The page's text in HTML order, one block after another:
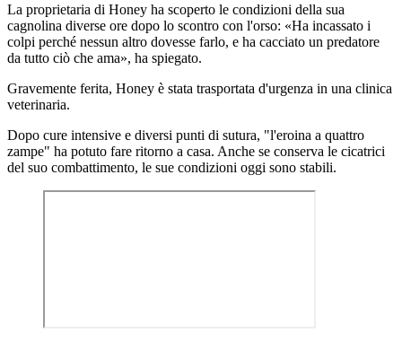
La proprietaria di Honey ha scoperto le condizioni della sua
cagnolina diverse ore dopo lo scontro con l'orso: «Ha incassato i
colpi perché nessun altro dovesse farlo, e ha cacciato un predatore
da tutto ciò che ama», ha spiegato.
Gravemente ferita, Honey è stata trasportata d'urgenza in una clinica
veterinaria.
Dopo cure intensive e diversi punti di sutura, "l'eroina a quattro
zampe" ha potuto fare ritorno a casa. Anche se conserva le cicatrici
del suo combattimento, le sue condizioni oggi sono stabili.